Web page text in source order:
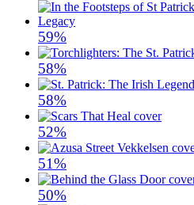
59%
58%
58%
52%
51%
50%